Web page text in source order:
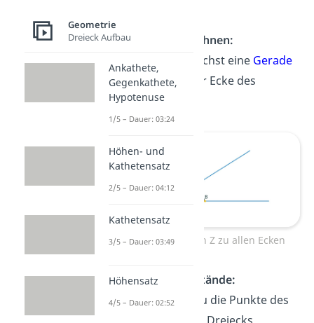
Geraden zeichnen:
Zeichne zunächst eine Gerade
von Z zu jeder Ecke des
Dreiecks.
Geraden von Z zu allen Ecken
Miss die Abstände:
Nun musst du die Punkte des
Geometrie
Dreieck Aufbau
Ankathete,
Gegenkathete,
Hypotenuse
1/5 – Dauer: 03:24
Höhen- und
Kathetensatz
2/5 – Dauer: 04:12
Kathetensatz
3/5 – Dauer: 03:49
Höhensatz
4/5 – Dauer: 02:52